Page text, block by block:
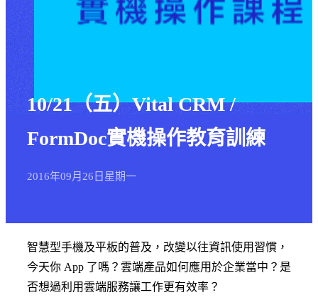
10/21（五）Vital CRM /
FormDoc實機操作教育訓練
2016年09月 26日 星期一
智慧型手機及平板的普及，改變以往資訊使用習慣，
今天你 App 了嗎？雲端產品如何應用於企業當中？是
否想過利用雲端服務讓工作更有效率？